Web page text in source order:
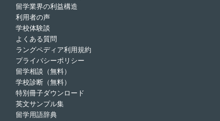
留学業界の利益構造
利用者の声
学校体験談
よくある質問
ラングペディア利用規約
プライバシーポリシー
留学相談（無料）
学校診断（無料）
特別冊子ダウンロード
英文サンプル集
留学用語辞典